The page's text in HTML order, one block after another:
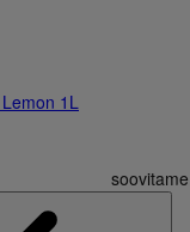
1L